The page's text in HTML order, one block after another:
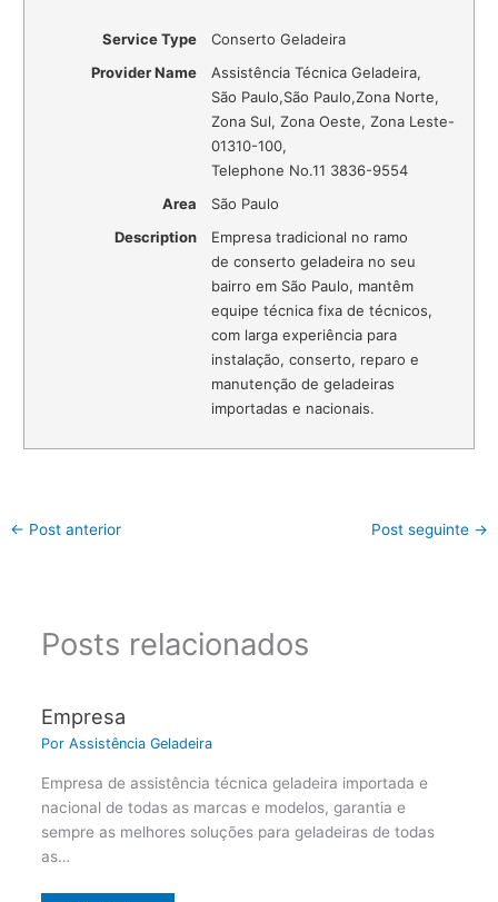
Service Type
Conserto Geladeira
Provider Name
Assistência Técnica Geladeira,
São Paulo,São Paulo,Zona Norte,
Zona Sul, Zona Oeste, Zona Leste-
01310-100,
Telephone No.11 3836-9554
Area
São Paulo
Description
Empresa tradicional no ramo
de conserto geladeira no seu
bairro em São Paulo, mantêm
equipe técnica fixa de técnicos,
com larga experiência para
instalação, conserto, reparo e
manutenção de geladeiras
importadas e nacionais.
← Post anterior Post seguinte →
Posts relacionados
Empresa
Por Assistência Geladeira
Empresa de assistência técnica geladeira importada e
nacional de todas as marcas e modelos, garantia e
sempre as melhores soluções para geladeiras de todas
as…